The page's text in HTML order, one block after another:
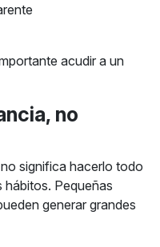
acudir a un
no
no significa hacerlo todo
Pequeñas
generar grandes